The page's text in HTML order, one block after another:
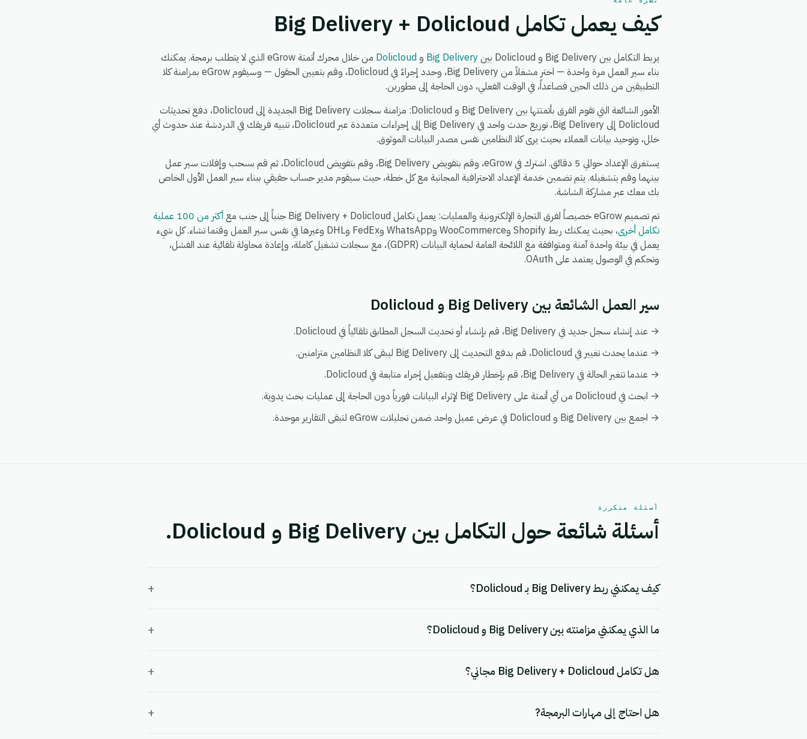
كيف يعمل تكامل Big Delivery + Dolicloud
يربط التكامل بين Big Delivery و Dolicloud بين Big Delivery و Dolicloud
من خلال محرك أتمتة eGrow الذي لا يتطلب برمجة. يمكنك
بناء سير العمل مرة واحدة — اختر مشغلاً من Big Delivery، وحدد إجراءً في Dolicloud، وقم بتعيين الحقول — وسيقوم eGrow بمزامنة كلا
التطبيقين من ذلك الحين فصاعداً، في الوقت الفعلي، دون الحاجة إلى مطورين.
الأمور الشائعة التي تقوم الفرق بأتمتتها بين Big Delivery و Dolicloud: مزامنة سجلات Big Delivery الجديدة إلى Dolicloud، دفع تحديثات
Dolicloud إلى Big Delivery، توزيع حدث واحد في Big Delivery إلى إجراءات متعددة عبر Dolicloud، تنبيه فريقك في الدردشة عند حدوث أي
خلل، وتوحيد بيانات العملاء بحيث يرى كلا النظامين نفس مصدر البيانات الموثوق.
يستغرق الإعداد حوالي 5 دقائق. اشترك في eGrow، وقم بتفويض Big Delivery، وقم بتفويض Dolicloud، ثم قم بسحب وإفلات سير عمل
بينهما وقم بتشغيله. يتم تضمين خدمة الإعداد الاحترافية المجانية مع كل خطة، حيث سيقوم مدير حساب حقيقي ببناء سير العمل الأول الخاص
بك معك عبر مشاركة الشاشة.
تم تصميم eGrow خصيصاً لفرق التجارة الإلكترونية والعمليات: يعمل تكامل Big Delivery + Dolicloud جنباً إلى جنب مع
أكثر من 100 عملية
تكامل أخرى
، بحيث يمكنك ربط Shopify وWooCommerce وWhatsApp وFedEx وDHL وغيرها في نفس سير العمل وقتما تشاء. كل شيء
يعمل في بيئة واحدة آمنة ومتوافقة مع اللائحة العامة لحماية البيانات (GDPR)، مع سجلات تشغيل كاملة، وإعادة محاولة تلقائية عند الفشل،
وتحكم في الوصول يعتمد على OAuth.
سير العمل الشائعة بين Big Delivery و Dolicloud
→ عند إنشاء سجل جديد في Big Delivery، قم بإنشاء أو تحديث السجل المطابق تلقائياً في Dolicloud.
→ عندما يحدث تغيير في Dolicloud، قم بدفع التحديث إلى Big Delivery ليبقى كلا النظامين متزامنين.
→ عندما تتغير الحالة في Big Delivery، قم بإخطار فريقك وبتفعيل إجراء متابعة في Dolicloud.
→ ابحث في Dolicloud من أي أتمتة على Big Delivery لإثراء البيانات فورياً دون الحاجة إلى عمليات بحث يدوية.
→ اجمع بين Big Delivery و Dolicloud في عرض عميل واحد ضمن تحليلات eGrow لتبقى التقارير موحدة.
أسئلة متكررة
أسئلة شائعة حول التكامل بين Big Delivery و Dolicloud.
كيف يمكنني ربط Big Delivery بـ Dolicloud؟ +
ما الذي يمكنني مزامنته بين Big Delivery و Dolicloud؟ +
هل تكامل Big Delivery + Dolicloud مجاني؟ +
هل احتاج إلى مهارات البرمجة? +